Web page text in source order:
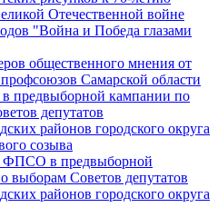
Отечественной войне
"Война и Победа глазами
общественного мнения от
Самарской области
предвыборной кампании по
депутатов
районов городского округа
созыва
ФПСО в предвыборной
выборам Советов депутатов
районов городского округа